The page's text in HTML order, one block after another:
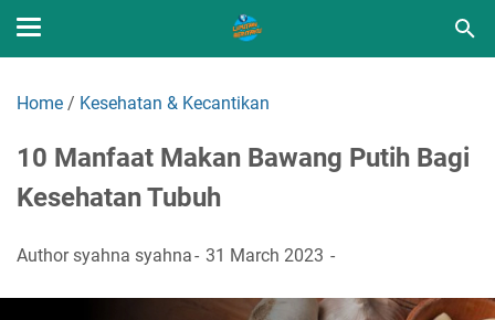
Home / Kesehatan & Kecantikan
10 Manfaat Makan Bawang Putih Bagi
Kesehatan Tubuh
Authorsyahna syahna 31 March 2023